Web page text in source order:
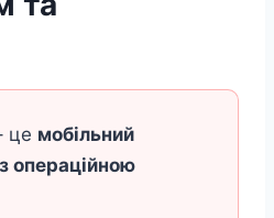
це мобільний
операційною